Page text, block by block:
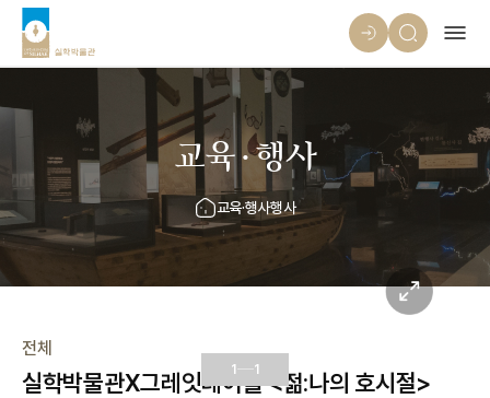
교육·행사
교육·행사행사
1 1
전체
실학박물관X그레잇테이블 <젊:나의 호시절>